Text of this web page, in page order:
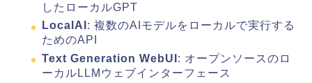
したローカルGPT
LocalAI : 複数のAIモデルをローカルで実行する
ためのAPI
Text Generation WebUI : オープンソースのロ
ーカルLLMウェブインターフェース